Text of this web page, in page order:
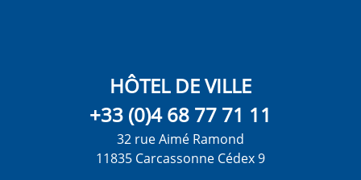
HÔTEL DE VILLE
+33 (0)4 68 77 71 11
32 rue Aimé Ramond
11835 Carcassonne Cédex 9